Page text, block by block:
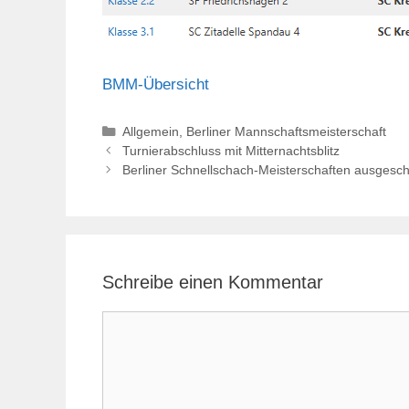
BMM-Übersicht
Kategorien
Allgemein
Berliner Mannschaftsmeisterschaft
Turnierabschluss mit Mitternachtsblitz
Berliner Schnellschach-Meisterschaften
Schreibe einen Kommentar